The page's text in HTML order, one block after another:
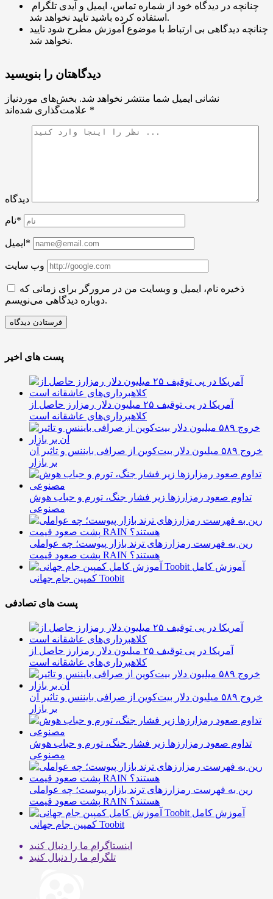
استفاده کرده باشید تایید نخواهد شد.
چنانچه دیدگاهی بی ارتباط با موضوع آموزش مطرح شود تایید
نخواهد شد.
دیدگاهتان را بنویسید
نشانی ایمیل شما منتشر نخواهد شد. بخش‌های موردنیاز
*
دیدگاه
نام*
ایمیل*
وب سایت
ذخیره نام، ایمیل و وبسایت من در مرورگر برای زمانی که
دوباره دیدگاهی می‌نویسم.
پست های اخیر
آمریکا در پی توقیف ۲۵ میلیون دلار رمزارز حاصل از
کلاهبرداری‌های عاشقانه است
خروج ۵۸۹ میلیون دلار بیت‌کوین از صرافی بایننس و تاثیر آن
بر بازار
تداوم صعود رمزارزها زیر فشار جنگ، تورم و حباب هوش
مصنوعی
رین به فهرست رمزارزهای ترند بازار پیوست؛ چه عواملی
پشت صعود قیمت RAIN هستند؟
آموزش کامل
کمپین جام جهانی Toobit
پست های تصادفی
آمریکا در پی توقیف ۲۵ میلیون دلار رمزارز حاصل از
کلاهبرداری‌های عاشقانه است
خروج ۵۸۹ میلیون دلار بیت‌کوین از صرافی بایننس و تاثیر آن
بر بازار
تداوم صعود رمزارزها زیر فشار جنگ، تورم و حباب هوش
مصنوعی
رین به فهرست رمزارزهای ترند بازار پیوست؛ چه عواملی
پشت صعود قیمت RAIN هستند؟
آموزش کامل
کمپین جام جهانی Toobit
اینستاگرام ما را دنبال کنید
تلگرام ما را دنبال کنید